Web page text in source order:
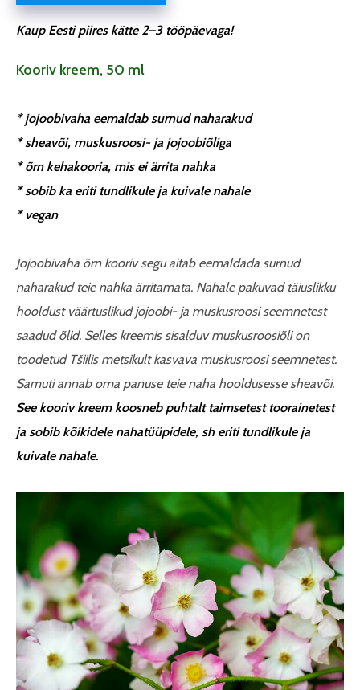
Kaup Eesti piires kätte 2–3 tööpäevaga!
Kooriv kreem, 50 ml
* jojoobivaha eemaldab surnud naharakud
* sheavõi, muskusroosi- ja jojoobiõliga
* õrn kehakooria, mis ei ärrita nahka
* sobib ka eriti tundlikule ja kuivale nahale
* vegan
Jojoobivaha õrn kooriv segu aitab eemaldada surnud
naharakud teie nahka ärritamata. Nahale pakuvad täiuslikku
hooldust väärtuslikud jojoobi- ja muskusroosi seemnetest
saadud õlid. Selles kreemis sisalduv muskusroosiõli on
toodetud Tšiilis metsikult kasvava muskusroosi seemnetest.
Samuti annab oma panuse teie naha hooldusesse sheavõi.
See kooriv kreem koosneb puhtalt taimsetest toorainetest
ja sobib kõikidele nahatüüpidele, sh eriti tundlikule ja
kuivale nahale.